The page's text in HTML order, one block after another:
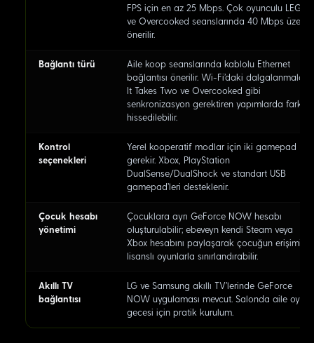
FPS için en az 25 Mbps. Çok oyunculu LEGO
ve Overcooked seanslarında 40 Mbps üzeri
önerilir.
Bağlantı türü
Aile koop seanslarında kablolu Ethernet
bağlantısı önerilir. Wi-Fi'daki dalgalanmalar
It Takes Two ve Overcooked gibi
senkronizasyon gerektiren yapımlarda fark
hissedilebilir.
Kontrol
seçenekleri
Yerel kooperatif modlar için iki gamepad
gerekir. Xbox, PlayStation
DualSense/DualShock ve standart USB
gamepad'leri desteklenir.
Çocuk hesabı
yönetimi
Çocuklara ayrı GeForce NOW hesabı
oluşturulabilir; ebeveyn kendi Steam veya
Xbox hesabını paylaşarak çocuğun erişimini
lisanslı oyunlarla sınırlandırabilir.
Akıllı TV
bağlantısı
LG ve Samsung akıllı TV'lerinde GeForce
NOW uygulaması mevcut. Salonda aile oyun
gecesi için pratik kurulum.